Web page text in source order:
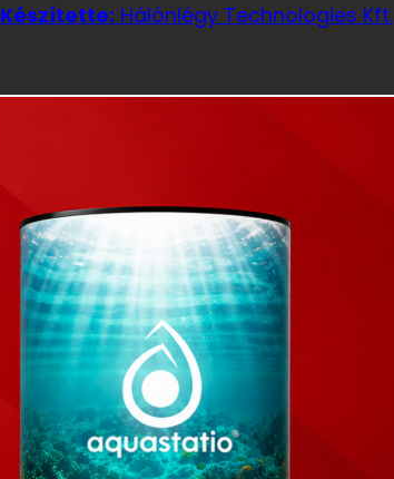
Készítette: Hálónlégy Technologies Kft.